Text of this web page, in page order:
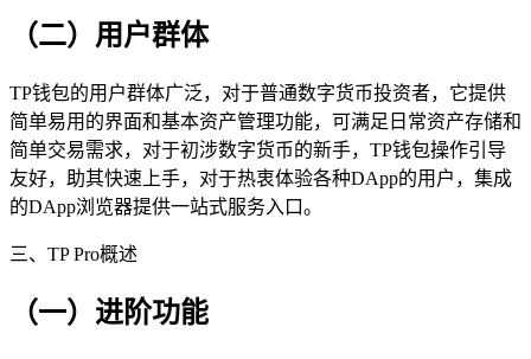
（二）用户群体
TP钱包的用户群体广泛，对于普通数字货币投资者，它提供
简单易用的界面和基本资产管理功能，可满足日常资产存储和
简单交易需求，对于初涉数字货币的新手，TP钱包操作引导
友好，助其快速上手，对于热衷体验各种DApp的用户，集成
的DApp浏览器提供一站式服务入口。
三、TP Pro概述
（一）进阶功能